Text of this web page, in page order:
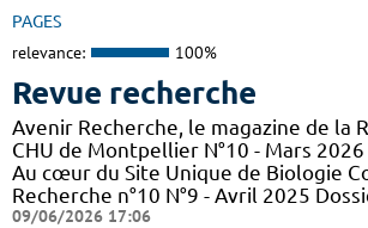
PAGES
relevance: 100%
Revue recherche
Avenir Recherche, le magazine de la
CHU de Montpellier N°10 - Mars
Au cœur du Site Unique de Biologie
Recherche n°10 N°9 - Avril 2025
09/06/2026 17:06